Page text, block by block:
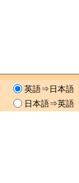
英語⇒日本語
日本語⇒英語